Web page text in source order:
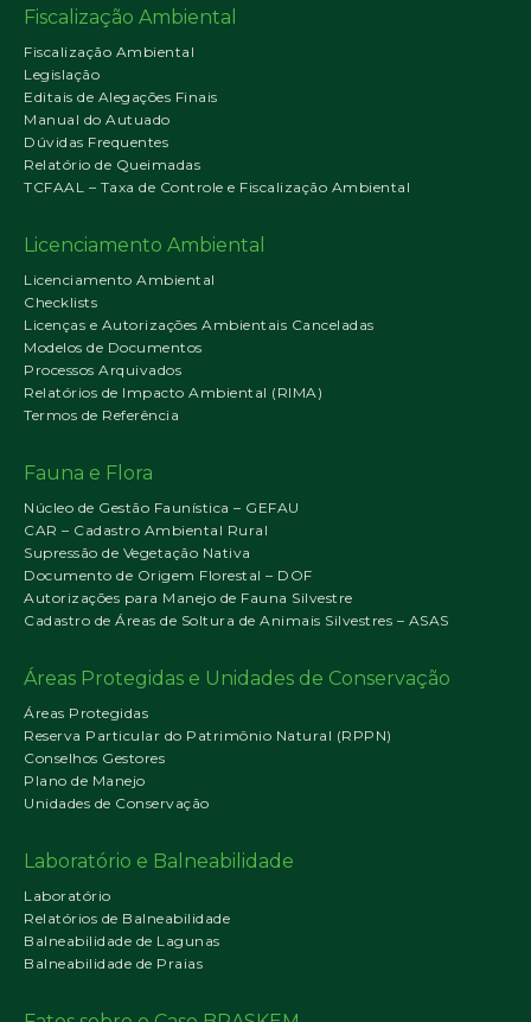
Fiscalização Ambiental
Fiscalização Ambiental
Legislação
Editais de Alegações Finais
Manual do Autuado
Dúvidas Frequentes
Relatório de Queimadas
TCFAAL – Taxa de Controle e Fiscalização Ambiental
Licenciamento Ambiental
Licenciamento Ambiental
Checklists
Licenças e Autorizações Ambientais Canceladas
Modelos de Documentos
Processos Arquivados
Relatórios de Impacto Ambiental (RIMA)
Termos de Referência
Fauna e Flora
Núcleo de Gestão Faunística – GEFAU
CAR – Cadastro Ambiental Rural
Supressão de Vegetação Nativa
Documento de Origem Florestal – DOF
Autorizações para Manejo de Fauna Silvestre
Cadastro de Áreas de Soltura de Animais Silvestres – ASAS
Áreas Protegidas e Unidades de Conservação
Áreas Protegidas
Reserva Particular do Patrimônio Natural (RPPN)
Conselhos Gestores
Plano de Manejo
Unidades de Conservação
Laboratório e Balneabilidade
Laboratório
Relatórios de Balneabilidade
Balneabilidade de Lagunas
Balneabilidade de Praias